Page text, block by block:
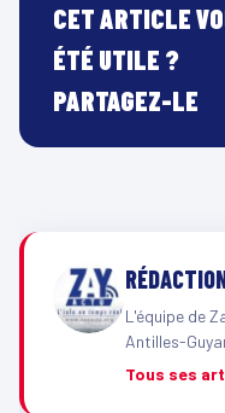
CET ARTICLE
ÉTÉ UTILE ?
PARTAGEZ-LE
L'équipe de
Antilles-
Tous ses